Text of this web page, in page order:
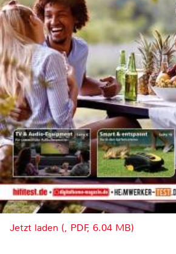
Jetzt laden (, PDF, 6.04 MB)